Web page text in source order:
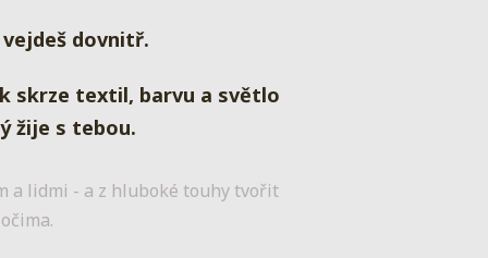
dovnitř.
skrze textil, barvu a světlo
žije s tebou.
a lidmi - a z hluboké touhy tvořit